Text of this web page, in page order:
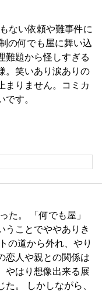
ない依頼や難事件に
の何でも屋に舞い込
難題から怪しすぎる
。笑いあり涙ありの
まりません。コミカ
す。
た。 「何でも屋」
うことでややありき
の道から外れ、やり
恋人や親との関係は
やはり想像出来る展
。 しかしながら、